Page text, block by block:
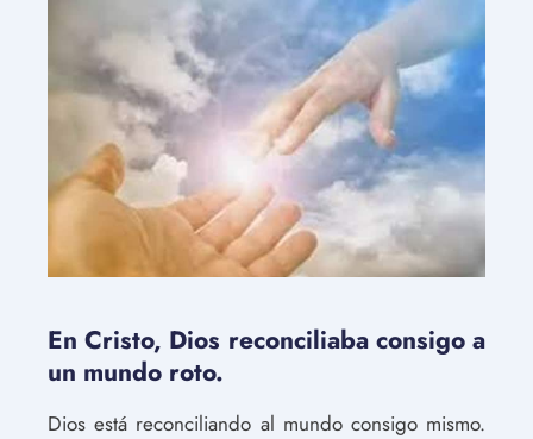
En Cristo, Dios reconciliaba consigo a
un mundo roto.
Dios está reconciliando al mundo consigo mismo.